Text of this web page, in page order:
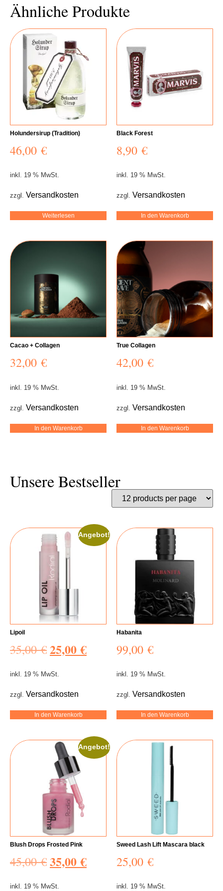
Ähnliche Produkte
Holundersirup (Tradition)
46,00 €
inkl. 19 % MwSt.
zzgl. Versandkosten
Weiterlesen
Black Forest
8,90 €
inkl. 19 % MwSt.
zzgl. Versandkosten
In den Warenkorb
Cacao + Collagen
32,00 €
inkl. 19 % MwSt.
zzgl. Versandkosten
In den Warenkorb
True Collagen
42,00 €
inkl. 19 % MwSt.
zzgl. Versandkosten
In den Warenkorb
Unsere Bestseller
Angebot!
Lipoil
35,00€25,00€
inkl. 19 % MwSt.
zzgl. Versandkosten
In den Warenkorb
Habanita
99,00 €
inkl. 19 % MwSt.
zzgl. Versandkosten
In den Warenkorb
Angebot!
Blush Drops Frosted Pink
45,00€35,00€
inkl. 19 % MwSt.
Sweed Lash Lift Mascara black
25,00 €
inkl. 19 % MwSt.